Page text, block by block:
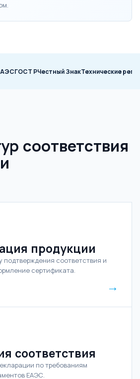
ГОСТ РЧестный ЗнакТехнические
соответствия
продукции
соответствия и
сертификата.
→
соответствия
по требованиям
ЕАЭС.